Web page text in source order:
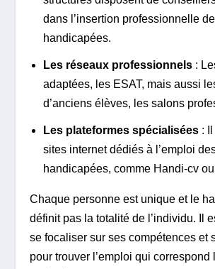
dans l’insertion professionnelle
handicapées.
Les réseaux professionnels:
adaptées, les ESAT, mais aussi
d’anciens élèves, les salons
Les plateformes spécialisées: Il
sites internet dédiés à l’emploi
handicapées, comme Handi-cv
Chaque personne est unique et le
définit pas la totalité de l’individu. Il
se focaliser sur ses compétences et
pour trouver l’emploi qui correspond